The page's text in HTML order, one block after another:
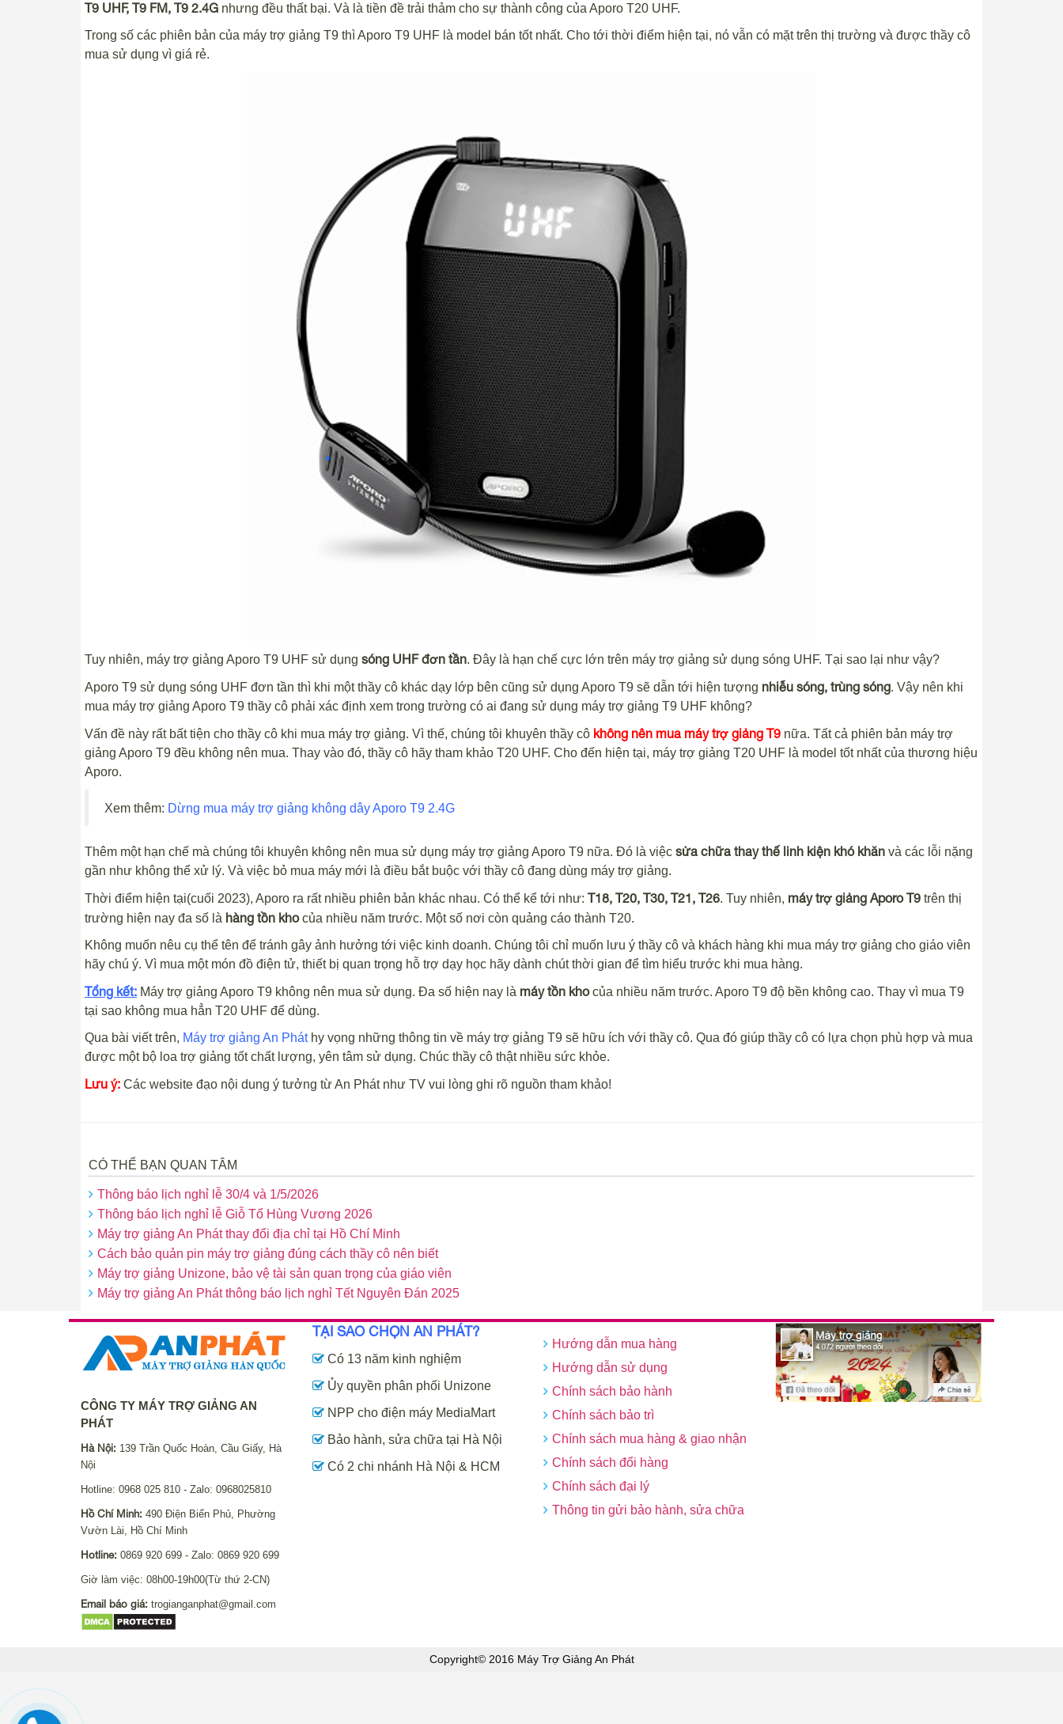
T9 UHF, T9 FM, T9 2.4G nhưng đều thất bại. Và là tiền đề trải thảm cho sự thành công của Aporo T20 UHF.
Trong số các phiên bản của máy trợ giảng T9 thì Aporo T9 UHF là model bán tốt nhất. Cho tới thời điểm hiện tại, nó vẫn có mặt trên thị trường và được thầy cô
mua sử dụng vì giá rẻ.
Tuy nhiên, máy trợ giảng Aporo T9 UHF sử dụng sóng UHF đơn tần. Đây là hạn chế cực lớn trên máy trợ giảng sử dụng sóng UHF. Tại sao lại như vậy?
Aporo T9 sử dụng sóng UHF đơn tần thì khi một thầy cô khác dạy lớp bên cũng sử dụng Aporo T9 sẽ dẫn tới hiện tượng nhiễu sóng, trùng sóng. Vậy nên khi
mua máy trợ giảng Aporo T9 thầy cô phải xác định xem trong trường có ai đang sử dụng máy trợ giảng T9 UHF không?
Vấn đề này rất bất tiện cho thầy cô khi mua máy trợ giảng. Vì thế, chúng tôi khuyên thầy cô không nên mua máy trợ giảng T9 nữa. Tất cả phiên bản máy trợ
giảng Aporo T9 đều không nên mua. Thay vào đó, thầy cô hãy tham khảo T20 UHF. Cho đến hiện tại, máy trợ giảng T20 UHF là model tốt nhất của thương hiệu
Aporo.
Xem thêm: Dừng mua máy trợ giảng không dây Aporo T9 2.4G
Thêm một hạn chế mà chúng tôi khuyên không nên mua sử dụng máy trợ giảng Aporo T9 nữa. Đó là việc sửa chữa thay thế linh kiện khó khăn và các lỗi nặng
gần như không thể xử lý. Và việc bỏ mua máy mới là điều bắt buộc với thầy cô đang dùng máy trợ giảng.
Thời điểm hiện tại(cuối 2023), Aporo ra rất nhiều phiên bản khác nhau. Có thể kể tới như: T18, T20, T30, T21, T26. Tuy nhiên, máy trợ giảng Aporo T9 trên thị
trường hiện nay đa số là hàng tồn khocủa nhiều năm trước. Một số nơi còn quảng cáo thành T20.
Không muốn nêu cụ thể tên để tránh gây ảnh hưởng tới việc kinh doanh. Chúng tôi chỉ muốn lưu ý thầy cô và khách hàng khi mua máy trợ giảng cho giáo viên
hãy chú ý. Vì mua một món đồ điện tử, thiết bị quan trọng hỗ trợ dạy học hãy dành chút thời gian để tìm hiểu trước khi mua hàng.
Tổng kết: Máy trợ giảng Aporo T9 không nên mua sử dụng. Đa số hiện nay là máy tồn khocủa nhiều năm trước. Aporo T9 độ bền không cao. Thay vì mua T9
tại sao không mua hẳn T20 UHF để dùng.
Qua bài viết trên, Máy trợ giảng An Pháthy vọng những thông tin về máy trợ giảng T9 sẽ hữu ích với thầy cô. Qua đó giúp thầy cô có lựa chọn phù hợp và mua
được một bộ loa trợ giảng tốt chất lượng, yên tâm sử dụng. Chúc thầy cô thật nhiều sức khỏe.
Lưu ý: Các website đạo nội dung ý tưởng từ An Phát như TV vui lòng ghi rõ nguồn tham khảo!
CÓ THỂ BẠN QUAN TÂM
Thông báo lịch nghỉ lễ 30/4 và 1/5/2026
Thông báo lịch nghỉ lễ Giỗ Tổ Hùng Vương 2026
Máy trợ giảng An Phát thay đổi địa chỉ tại Hồ Chí Minh
Cách bảo quản pin máy trợ giảng đúng cách thầy cô nên biết
Máy trợ giảng Unizone, bảo vệ tài sản quan trọng của giáo viên
Máy trợ giảng An Phát thông báo lịch nghỉ Tết Nguyên Đán 2025
CÔNG TY MÁY TRỢ GIẢNG AN
PHÁT
Hà Nội: 139 Trần Quốc Hoàn, Cầu Giấy, Hà
Nội
Hotline: 0968 025 810 - Zalo: 0968025810
Hồ Chí Minh: 490 Điện Biển Phủ, Phường
Vườn Lài, Hồ Chí Minh
Hotline: 0869 920 699 - Zalo: 0869 920 699
Giờ làm việc: 08h00-19h00(Từ thứ 2-CN)
Email báo giá: trogianganphat@gmail.com
TẠI SAO CHỌN AN PHÁT?
Có 13 năm kinh nghiệm
Ủy quyền phân phối Unizone
NPP cho điện máy MediaMart
Bảo hành, sửa chữa tại Hà Nội
Có 2 chi nhánh Hà Nội & HCM
Hướng dẫn mua hàng
Hướng dẫn sử dụng
Chính sách bảo hành
Chính sách bảo trì
Chính sách mua hàng & giao nhận
Chính sách đổi hàng
Chính sách đại lý
Thông tin gửi bảo hành, sửa chữa
Copyright© 2016 Máy Trợ Giảng An Phát